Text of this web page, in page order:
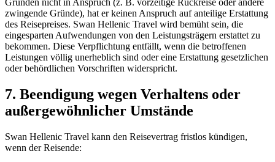
zwingende Gründe), hat er keinen Anspruch auf anteilige Erstattung
des Reisepreises. Swan Hellenic Travel wird bemüht sein, die
eingesparten Aufwendungen von den Leistungsträgern erstattet zu
bekommen. Diese Verpflichtung entfällt, wenn die betroffenen
Leistungen völlig unerheblich sind oder eine Erstattung gesetzlichen
oder behördlichen Vorschriften widerspricht.
7. Beendigung wegen Verhaltens oder
außergewöhnlicher Umstände
Swan Hellenic Travel kann den Reisevertrag fristlos kündigen,
wenn der Reisende: